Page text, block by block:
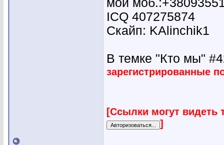
ICQ 407275874
Скайп: KAlinchik1
В темке "Кто мы"
зарегистрированные
[Ссылки могут видеть
]